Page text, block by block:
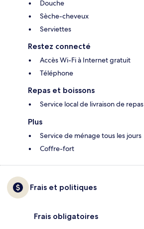
Douche
Sèche-cheveux
Serviettes
Restez connecté
Accès Wi-Fi à Internet gratuit
Téléphone
Repas et boissons
Service local de livraison de repas
Plus
Service de ménage tous les jours
Coffre-fort
Frais et politiques
Frais obligatoires